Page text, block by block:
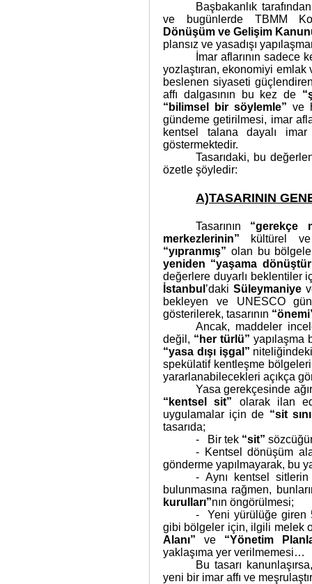
Başbakanlık
ve bugünlerde TBMM
Dönüşüm ve Gelişim
plansız ve yasadışı
İmar aflarının sadece
yozlaştıran, ekonomiyi
beslenen siyaseti
affı dalgasının bu kez de
“bilimsel bir söylemle” ve
gündeme getirilmesi, imar
kentsel talana dayalı
göstermektedir.
Tasarıdaki, bu
özetle şöyledir:
A)TASARININ
Tasarının “gerekçe
merkezlerinin” kültürel ve
“yıpranmış” olan bu
yeniden “yaşama
değerlere duyarlı beklentiler
İstanbul ’dakiSüleymaniye
bekleyen ve UNESCO
gösterilerek, tasarının
Ancak, maddeler
değil, “her türlü” yapılaşma
“yasa dışı işgal”
spekülatif kentleşme
yararlanabilecekleri açıkça
Yasa gerekçesinde
“kentsel sit” olarak ilan
uygulamalar için de “sit
tasarıda;
-
Bir tek “sit”
- Kentsel dönüşüm
gönderme yapılmayarak, bu
- Aynı kentsel
bulunmasına rağmen,
kurulları”nın öngörülmesi;
-
Yeni yürülüğe giren
gibi bölgeler için, ilgili melek
Alanı” ve “Yönetim
yaklaşıma yer verilmemesi…
Bu tasarı
yeni bir imar affı ve